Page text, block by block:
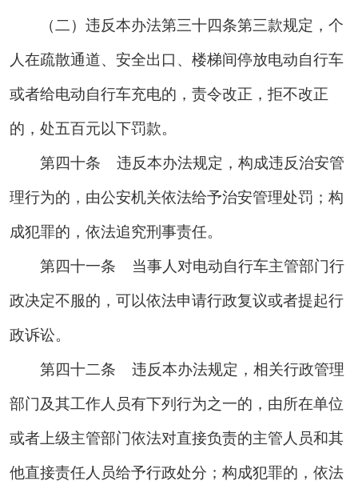
（二）违反本办法第三十四条第三款规定，个
人在疏散通道、安全出口、楼梯间停放电动自行车
或者给电动自行车充电的，责令改正，拒不改正
的，处五百元以下罚款。
第四十条 违反本办法规定，构成违反治安管
理行为的，由公安机关依法给予治安管理处罚；构
成犯罪的，依法追究刑事责任。
第四十一条 当事人对电动自行车主管部门行
政决定不服的，可以依法申请行政复议或者提起行
政诉讼。
第四十二条 违反本办法规定，相关行政管理
部门及其工作人员有下列行为之一的，由所在单位
或者上级主管部门依法对直接负责的主管人员和其
他直接责任人员给予行政处分；构成犯罪的，依法